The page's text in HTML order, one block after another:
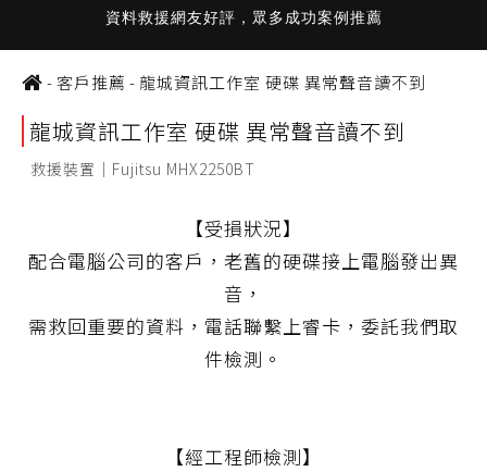
資料救援網友好評，眾多成功案例推薦
-客戶推薦 - 龍城資訊工作室 硬碟 異常聲音讀不到
龍城資訊工作室 硬碟 異常聲音讀不到
救援裝置｜Fujitsu MHX2250BT
【受損狀況】
配合電腦公司的客戶，老舊的硬碟接上電腦發出異
音，
需救回重要的資料，電話聯繫上睿卡，委託我們取
件檢測。
【經工程師檢測】